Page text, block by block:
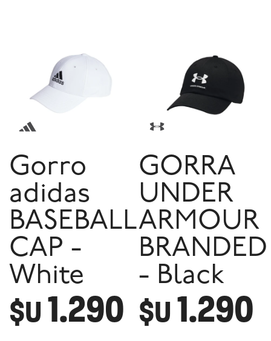
Gorro
adidas
BASEBALL
CAP -
White
$U1.290
GORRA
UNDER
ARMOUR
BRANDED
- Black
$U1.290